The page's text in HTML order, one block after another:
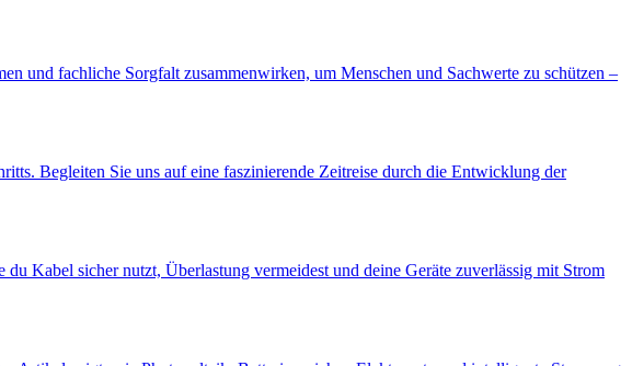
und fachliche Sorgfalt zusammenwirken, um Menschen und Sachwerte zu schützen –
Begleiten Sie uns auf eine faszinierende Zeitreise durch die Entwicklung der
Kabel sicher nutzt, Überlastung vermeidest und deine Geräte zuverlässig mit Strom